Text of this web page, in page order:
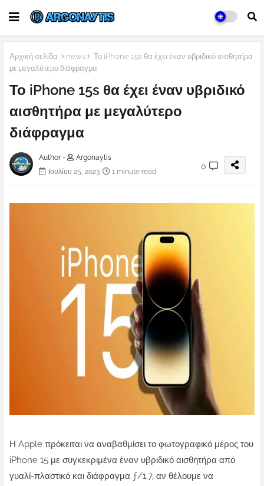
Αρχική σελίδα news
Το iPhone 15s θα έχει έναν υβριδικό αισθητήρα
με μεγαλύτερο διάφραγμα
Το iPhone 15s θα έχει έναν υβριδικό
αισθητήρα με μεγαλύτερο
διάφραγμα
Author -
Argonaytis
Ιουλίου 25, 2023
1 minute read
0
Η Apple πρόκειται να αναβαθμίσει το φωτογραφικό μέρος του
iPhone 15 με συγκεκριμένα έναν υβριδικό αισθητήρα από
γυαλί-πλαστικό και διάφραγμα ƒ/1.7, αν θέλουμε να